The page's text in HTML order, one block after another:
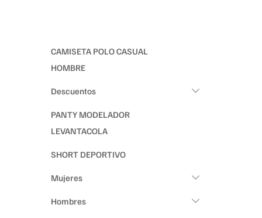
CAMISETA POLO CASUAL
HOMBRE
Descuentos
PANTY MODELADOR
LEVANTACOLA
SHORT DEPORTIVO
Mujeres
Hombres